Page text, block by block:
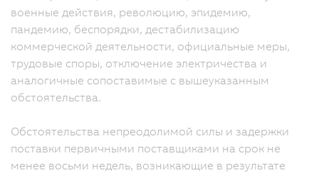
военные действия, революцию, эпидемию,
пандемию, беспорядки, дестабилизацию
коммерческой деятельности, официальные меры,
трудовые споры, отключение электричества и
аналогичные сопоставимые с вышеуказанным
обстоятельства.
Обстоятельства непреодолимой силы и задержки
поставки первичными поставщиками на срок не
менее восьми недель, возникающие в результате